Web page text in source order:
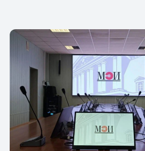
СИСТЕМА ЗВУКОУСИЛЕНИЯ
Чистый и равномерный звук для речи,
музыки и любых мероприятий.